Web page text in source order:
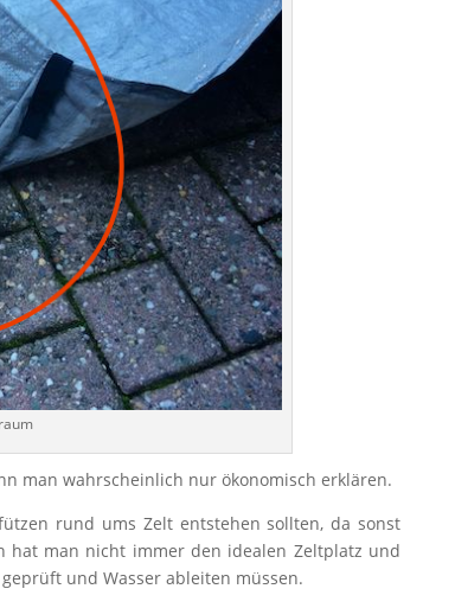
man wahrscheinlich nur ökonomisch erklären.
rund ums Zelt entstehen sollten, da sonst
hat man nicht immer den idealen Zeltplatz und
und Wasser ableiten müssen.